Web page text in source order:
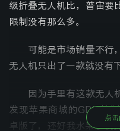
级折叠无人机比，普宙要
限制没有那么多。
可能是市场销量不行
无人机只出了一款就没有
因为手里有这款无人
发现苹果商城的GDU控
卓版了，还好我水果手机
点